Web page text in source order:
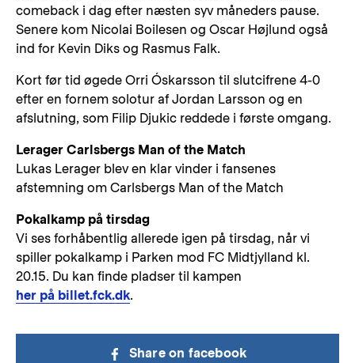
comeback i dag efter næsten syv måneders pause.
Senere kom Nicolai Boilesen og Oscar Højlund også
ind for Kevin Diks og Rasmus Falk.
Kort før tid øgede Orri Óskarsson til slutcifrene 4-0
efter en fornem solotur af Jordan Larsson og en
afslutning, som Filip Djukic reddede i første omgang.
Lerager Carlsbergs Man of the Match
Lukas Lerager blev en klar vinder i fansenes
afstemning om Carlsbergs Man of the Match
Pokalkamp på tirsdag
Vi ses forhåbentlig allerede igen på tirsdag, når vi
spiller pokalkamp i Parken mod FC Midtjylland kl.
20.15. Du kan finde pladser til kampen
her på billet.fck.dk.
Share on facebook